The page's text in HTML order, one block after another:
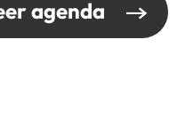
agenda